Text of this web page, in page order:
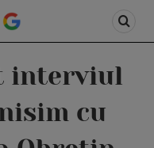
interviul
cu